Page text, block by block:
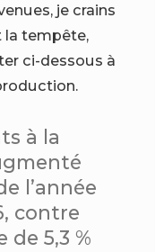
je crains
la tempête,
ci-dessous à
à la
l’année
contre
de 5,3 %